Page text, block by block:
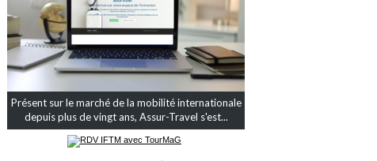
Présent sur le marché de la mobilité internationale
depuis plus de vingt ans, Assur-Travel s'est...